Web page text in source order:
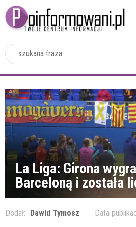
La Liga: Girona
Barceloną i została
Dodał: Dawid Tymosz Data